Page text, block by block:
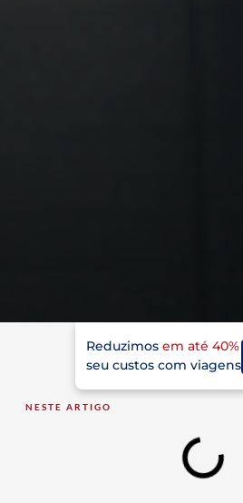
Reduzimos em até 40%
seu custos com viagens
NESTE ARTIGO